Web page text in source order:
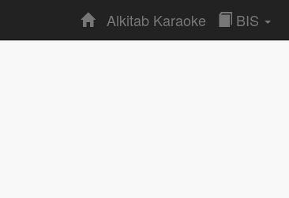
Alkitab Karaoke BIS